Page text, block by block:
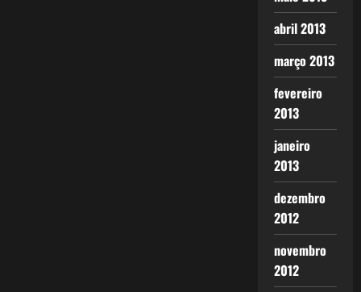
abril 2013
março 2013
fevereiro
2013
janeiro
2013
dezembro
2012
novembro
2012